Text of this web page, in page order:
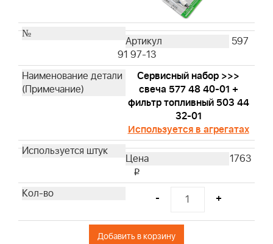
597
91 97-13
Сервисный набор >>>
свеча 577 48 40-01 +
фильтр топливный 503 44
32-01
Используется в агрегатах
1763
i
- +
Добавить в корзину